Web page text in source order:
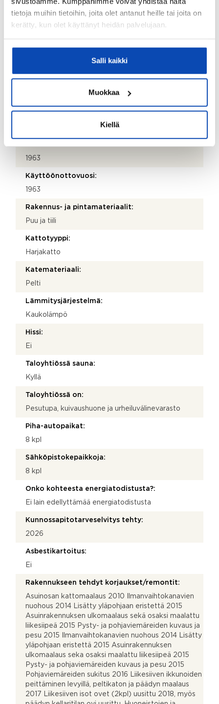
tietoja muihin tietoihin, joita olet antanut heille tai joita on
kerätty, kun olet käyttänyt heidän palvelujaan.
Salli kaikki
Muokkaa
Kiellä
040 550 0160
Isännöitsijäntodistuksen päivämäärä:
1963
Käyttöönottovuosi:
1963
Rakennus- ja pintamateriaalit:
Puu ja tiili
Kattotyyppi:
Harjakatto
Katemateriaali:
Pelti
Lämmitysjärjestelmä:
Kaukolämpö
Hissi:
Ei
Taloyhtiössä sauna:
Kyllä
Taloyhtiössä on:
Pesutupa, kuivaushuone ja urheiluvälinevarasto
Piha-autopaikat:
8 kpl
Sähköpistokepaikkoja:
8 kpl
Onko kohteesta energiatodistusta?:
Ei lain edellyttämää energiatodistusta
Kunnossapitotarveselvitys tehty:
2026
Asbestikartoitus:
Ei
Rakennukseen tehdyt korjaukset/remontit:
Asuinosan kattomaalaus 2010 Ilmanvaihtokanavien
nuohous 2014 Lisätty yläpohjaan eristettä 2015
Asuinrakennuksen ulkomaalaus sekä osaksi maalattu
liikesiipeä 2015 Pysty- ja pohjaviemäreiden kuvaus ja
pesu 2015 Ilmanvaihtokanavien nuohous 2014 Lisätty
yläpohjaan eristettä 2015 Asuinrakennuksen
ulkomaalaus seka osaksi maalattu liikesiipeä 2015
Pysty- ja pohjaviemäreiden kuvaus ja pesu 2015
Pohjaviemäreiden sukitus 2016 Liikesiiven ikkunoiden
peittäminen levyillä, peltikaton ja päädyn maalaus
2017 Liikesiiven isot ovet (2kpl) uusittu 2018, myös